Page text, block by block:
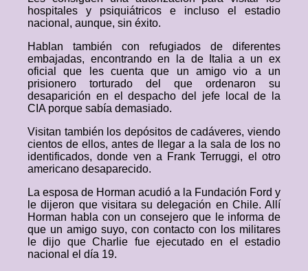
hospitales y psiquiátricos e incluso el estadio
nacional, aunque, sin éxito.
Hablan también con refugiados de diferentes
embajadas, encontrando en la de Italia a un ex
oficial que les cuenta que un amigo vio a un
prisionero torturado del que ordenaron su
desaparición en el despacho del jefe local de la
CIA porque sabía demasiado.
Visitan también los depósitos de cadáveres, viendo
cientos de ellos, antes de llegar a la sala de los no
identificados, donde ven a Frank Terruggi, el otro
americano desaparecido.
La esposa de Horman acudió a la Fundación Ford y
le dijeron que visitara su delegación en Chile. Allí
Horman habla con un consejero que le informa de
que un amigo suyo, con contacto con los militares
le dijo que Charlie fue ejecutado en el estadio
nacional el día 19.